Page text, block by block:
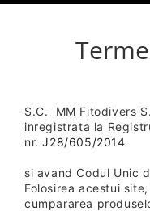
S.C. MM Fitodivers
inregistrata la
nr.J28/605/2014
si avand Codul Unic
Folosirea acestui
cumpararea